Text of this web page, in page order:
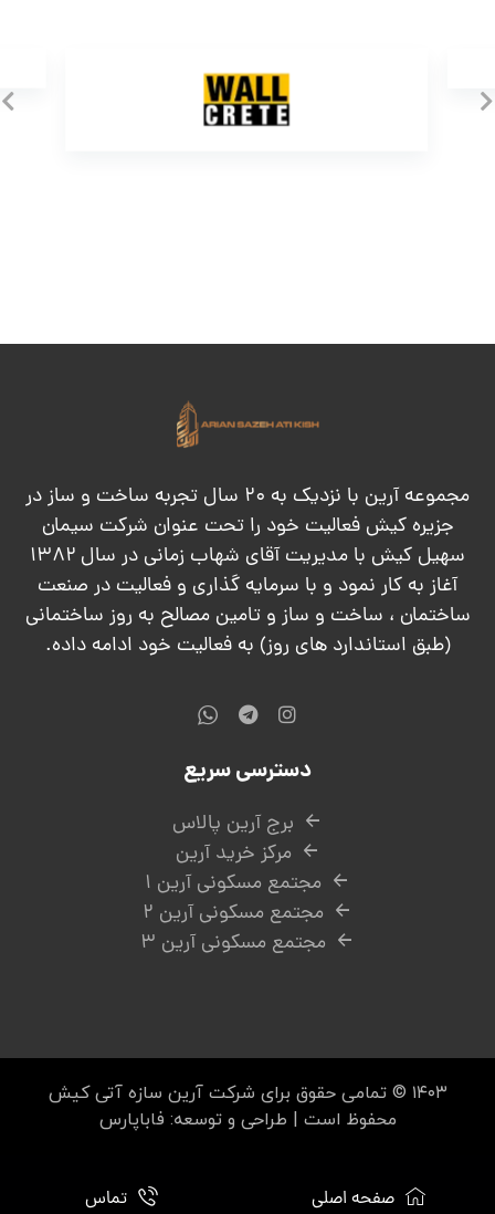
مجموعه آرین با نزدیک به ۲۰ سال تجربه ساخت و ساز در
جزیره کیش فعالیت خود را تحت عنوان شرکت سیمان
سهیل کیش با مدیریت آقای شهاب زمانی در سال ۱۳۸۲
آغاز به کار نمود و با سرمایه گذاری و فعالیت در صنعت
ساختمان ، ساخت و ساز و تامین مصالح به روز ساختمانی
(طبق استاندارد های روز) به فعالیت خود ادامه داده.
دسترسی سریع
برج آرین پالاس
مرکز خرید آرین
مجتمع مسکونی آرین ۱
مجتمع مسکونی آرین ۲
مجتمع مسکونی آرین ۳
۱۴۰۳ © تمامی حقوق برای شرکت آرین سازه آتی کیش
محفوظ است | طراحی و توسعه: فاباپارس
صفحه اصلی تماس